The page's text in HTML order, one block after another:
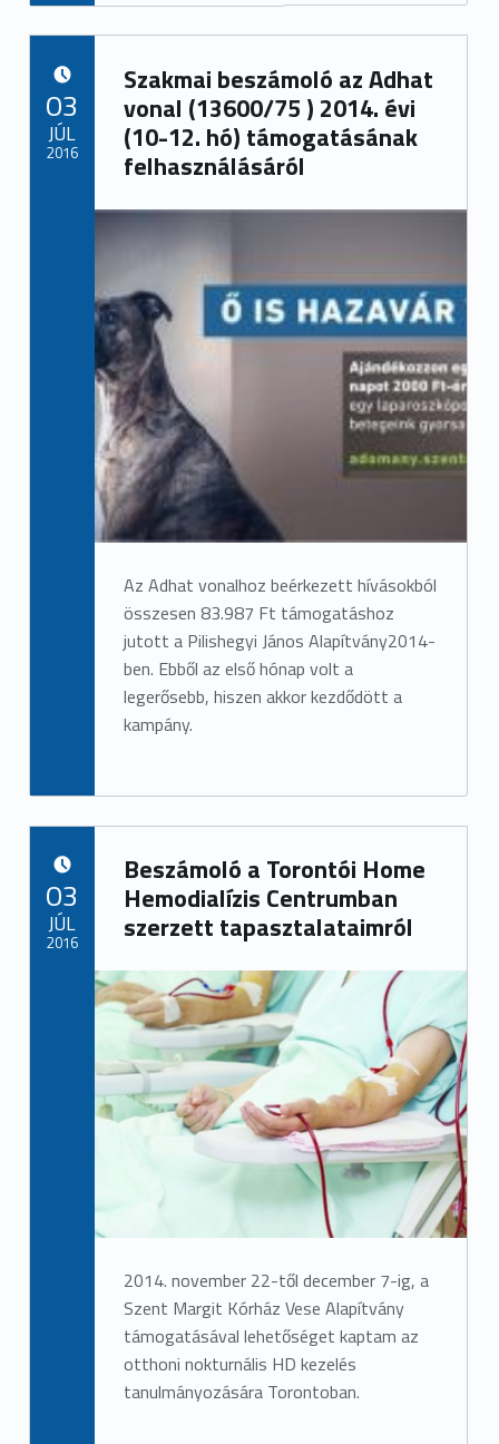
Szakmai beszámoló az Adhat
vonal (13600/75 ) 2014. évi
(10-12. hó) támogatásának
felhasználásáról
Az Adhat vonalhoz beérkezett hívásokból
összesen 83.987 Ft támogatáshoz
jutott a Pilishegyi János Alapítvány2014-
ben. Ebből az első hónap volt a
legerősebb, hiszen akkor kezdődött a
kampány.
03
JÚL
2016
Beszámoló a Torontói Home
Hemodialízis Centrumban
szerzett tapasztalataimról
2014. november 22-től december 7-ig, a
Szent Margit Kórház Vese Alapítvány
támogatásával lehetőséget kaptam az
otthoni nokturnális HD kezelés
tanulmányozására Torontoban.
03
JÚL
2016